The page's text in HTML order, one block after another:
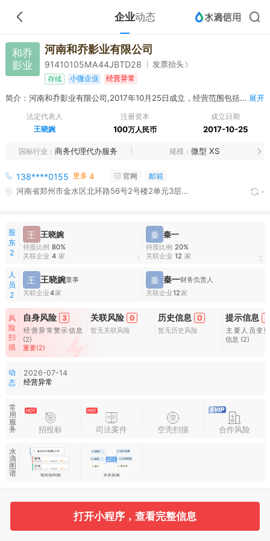
企业动态
和乔
影业
河南和乔影业有限公司
91410105MA44JBTD28 发票抬头
存续 小微企业 经营异常
简介：河南和乔影业有限公司,2017年10月25日成立，经营范围包括文化艺术交流活动策划，设计、制作、代理、发布国内广告业务，演出经纪，影视节目制作；电子产品的技术服务、技术开发、技术咨询、技术转让；展览展示服务；电脑图文设计；经济贸易信息咨询；企业形象设计；会务服务；电子设备租赁；销售：预包装食品、工艺品、玩具、箱包、日用百货、通讯器材、电子产品、计算机软硬件、服装服饰、体育用品。（涉及许可经营项目，应取得相关部门许可后方可经营） 展开
法定代表人
王晓婉
注册资本
100万人民币
成立日期
2017-10-25
国标行业 商务代理代办服务 规模 微型 XS
138****0155 更多 4 官网 邮箱
河南省郑州市金水区北环路56号2号楼2单元3层304号 -
股
东
2
王 王晓婉
持股比例 80%
关联企业 4 家 1
秦 秦一
持股比例 20%
关联企业 12 家 2
人
员
2
王 王晓婉董事
关联企业4家
秦 秦一财务负责人
关联企业12家
风
险
扫
描
自身风险 3
经营异常警示信息
(2)
重要(2)
关联风险 0
暂无关联风险
历史信息 0
暂无历史风险
提示信息 2
主要人员变
信息 (2)
动
态
2026-07-14
经营异常
常
用
服
务
招投标 司法案件 空壳扫描 合作风险
水
滴
图
谱
打开小程序，查看完整信息